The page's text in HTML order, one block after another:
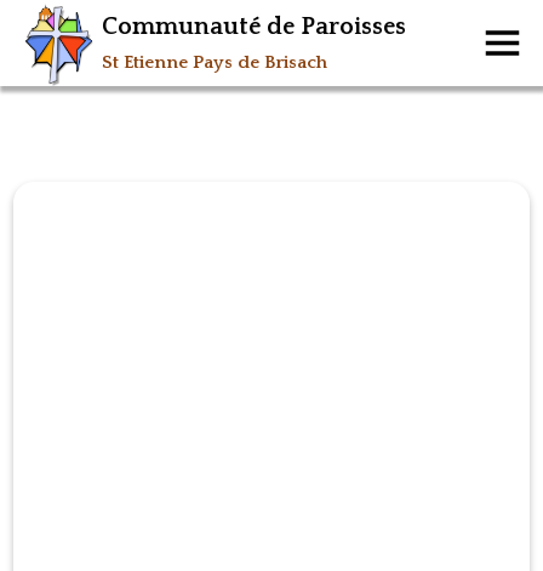
Communauté de Paroisses
St Etienne Pays de Brisach